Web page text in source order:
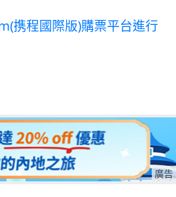
携程國際版)購票平台進行
廣告